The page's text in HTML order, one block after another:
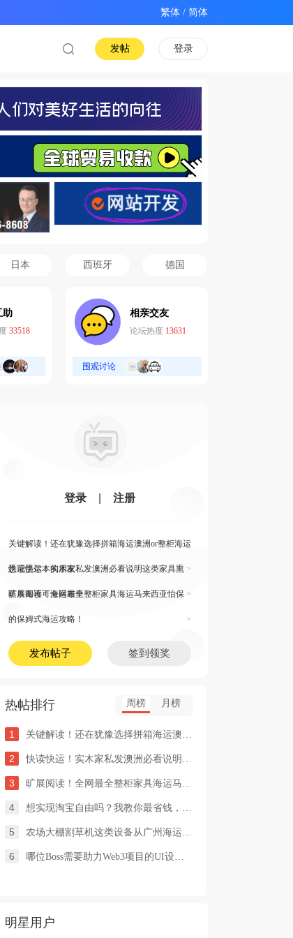
/
登录
发帖
日本 西班牙 德国
助
33518
相亲交友
论坛热度 13631
围观讨论
登录 注册
关键解读！还在犹豫选择拼箱海运澳洲or整柜海运
悉尼墨尔本的朋友 >
快读快运！实木家私发澳洲必看说明这类家具熏
蒸杀毒再可海运布里 >
旷展阅读！全网最全整柜家具海运马来西亚怡保
的保姆式海运攻略！ >
发布帖子 签到领奖
热帖排行 周榜 月榜
1 关键解读！还在犹豫选择拼箱海运澳洲or整柜海运悉尼墨尔本的朋友
2 快读快运！实木家私发澳洲必看说明这类家具熏蒸杀毒再可海运布里
3 旷展阅读！全网最全整柜家具海运马来西亚怡保的保姆式海运攻略！
4 想实现淘宝自由吗？我教你最省钱，最方便的方法
5 农场大棚割草机这类设备从广州海运到澳洲堪培拉过海关需要提供什
6 哪位Boss需要助力Web3项目的UI设计，或qian
明星用户